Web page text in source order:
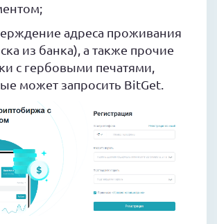
адреса проживания
из банка), а также прочие
с гербовыми печатями,
может запросить BitGet.